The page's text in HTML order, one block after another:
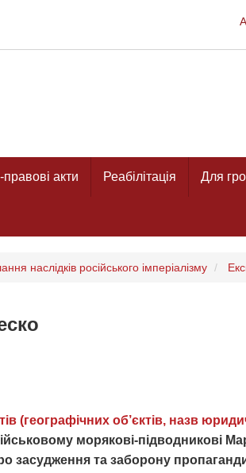
A
акти Реабілітація Для
наслідків російського імперіалізму
(географічних об’єктів, назв
морякові-підводникові
засудження та заборону пропаганди